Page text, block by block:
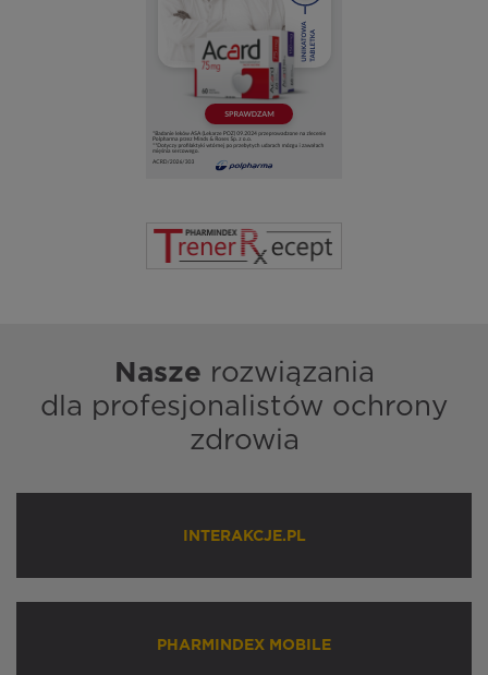
Nasze rozwiązania
dla profesjonalistów ochrony
zdrowia
INTERAKCJE.PL
PHARMINDEX MOBILE